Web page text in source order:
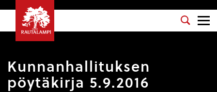
Kunnanhallituksen
pöytäkirja 5.9.2016